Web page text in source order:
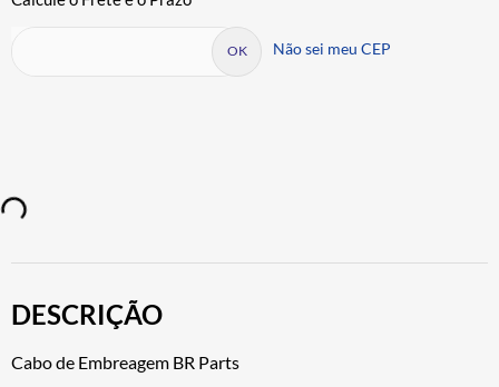
Não sei meu CEP
DESCRIÇÃO
Cabo de Embreagem BR Parts